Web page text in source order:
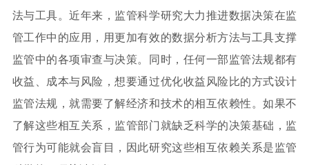
法与工具。近年来，监管科学研究大力推进数据决策在监
管工作中的应用，用更加有效的数据分析方法与工具支撑
监管中的各项审查与决策。同时，任何一部监管法规都有
收益、成本与风险，想要通过优化收益风险比的方式设计
监管法规，就需要了解经济和技术的相互依赖性。如果不
了解这些相互关系，监管部门就缺乏科学的决策基础，监
管行为可能就会盲目，因此研究这些相互依赖关系是监管